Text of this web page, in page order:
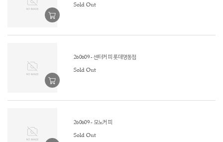
Sold Out
260609 - 센터커피 롯데명동점
Sold Out
260609 - 모노커피
Sold Out